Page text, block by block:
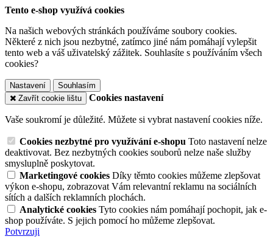
Tento e-shop využívá cookies
Na našich webových stránkách používáme soubory cookies.
Některé z nich jsou nezbytné, zatímco jiné nám pomáhají vylepšit
tento web a váš uživatelský zážitek. Souhlasíte s používáním všech
cookies?
Nastavení
Souhlasím
Zavřít cookie lištu
Cookies nastavení
Vaše soukromí je důležité. Můžete si vybrat nastavení cookies níže.
Cookies nezbytné pro využívání e-shopu Toto nastavení nelze
deaktivovat. Bez nezbytných cookies souborů nelze naše služby
smysluplně poskytovat.
Marketingové cookies Díky těmto cookies můžeme zlepšovat
výkon e-shopu, zobrazovat Vám relevantní reklamu na sociálních
sítích a dalších reklamních plochách.
Analytické cookies Tyto cookies nám pomáhají pochopit, jak e-
shop používáte. S jejich pomocí ho můžeme zlepšovat.
Potvrzuji